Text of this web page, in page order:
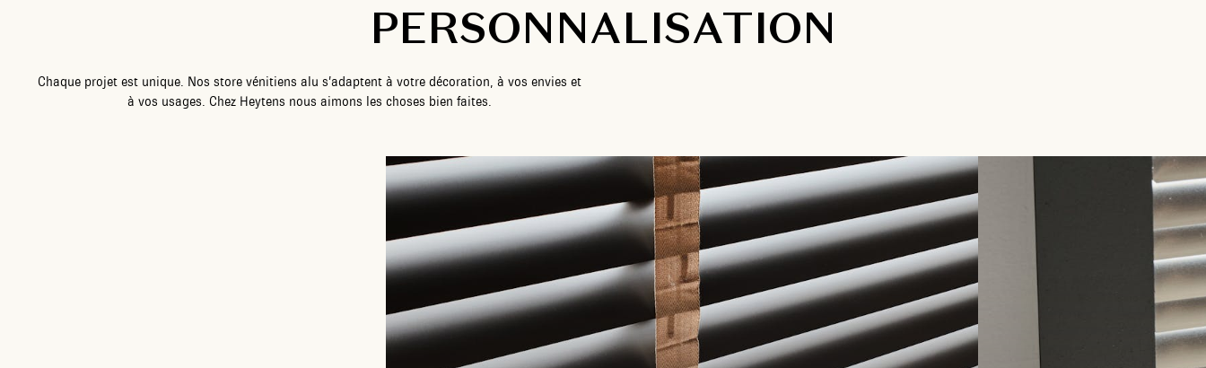
PERSONNALISATION
Chaque projet est unique. Nos store vénitiens alu s’adaptent à votre décoration, à vos envies et
à vos usages. Chez Heytens nous aimons les choses bien faites.